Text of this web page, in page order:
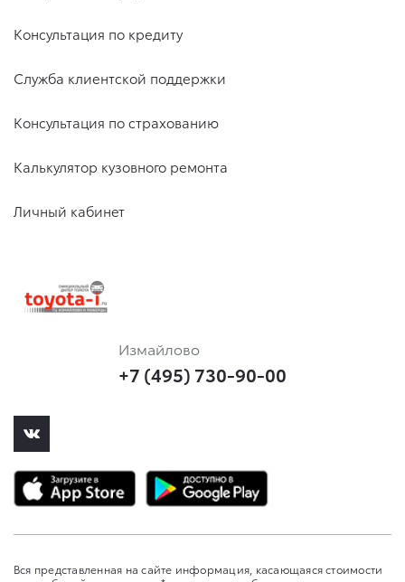
Консультация по кредиту
Служба клиентской поддержки
Консультация по страхованию
Калькулятор кузовного ремонта
Личный кабинет
Измайлово
+7 (495) 730-90-00
Вся представленная на сайте информация, касающаяся стоимости